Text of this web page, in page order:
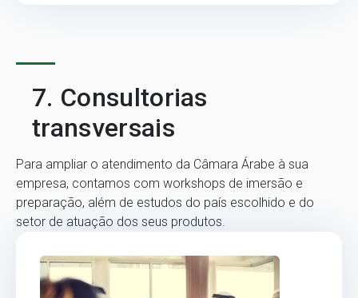
7. Consultorias
transversais
Para ampliar o atendimento da Câmara Árabe à sua
empresa, contamos com workshops de imersão e
preparação, além de estudos do país escolhido e do
setor de atuação dos seus produtos.